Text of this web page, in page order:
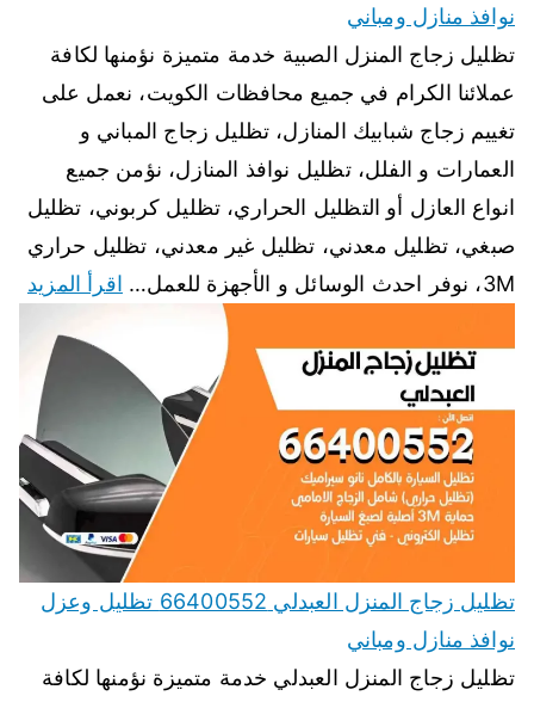
نوافذ منازل ومباني
تظليل زجاج المنزل الصبية خدمة متميزة نؤمنها لكافة
عملائنا الكرام في جميع محافظات الكويت، نعمل على
تغييم زجاج شبابيك المنازل، تظليل زجاج المباني و
العمارات و الفلل، تظليل نوافذ المنازل، نؤمن جميع
انواع العازل أو التظليل الحراري، تظليل كربوني، تظليل
صبغي، تظليل معدني، تظليل غير معدني، تظليل حراري
3M، نوفر احدث الوسائل و الأجهزة للعمل…
اقرأ المزيد
تظليل زجاج المنزل العبدلي 66400552 تظليل وعزل
نوافذ منازل ومباني
تظليل زجاج المنزل العبدلي خدمة متميزة نؤمنها لكافة